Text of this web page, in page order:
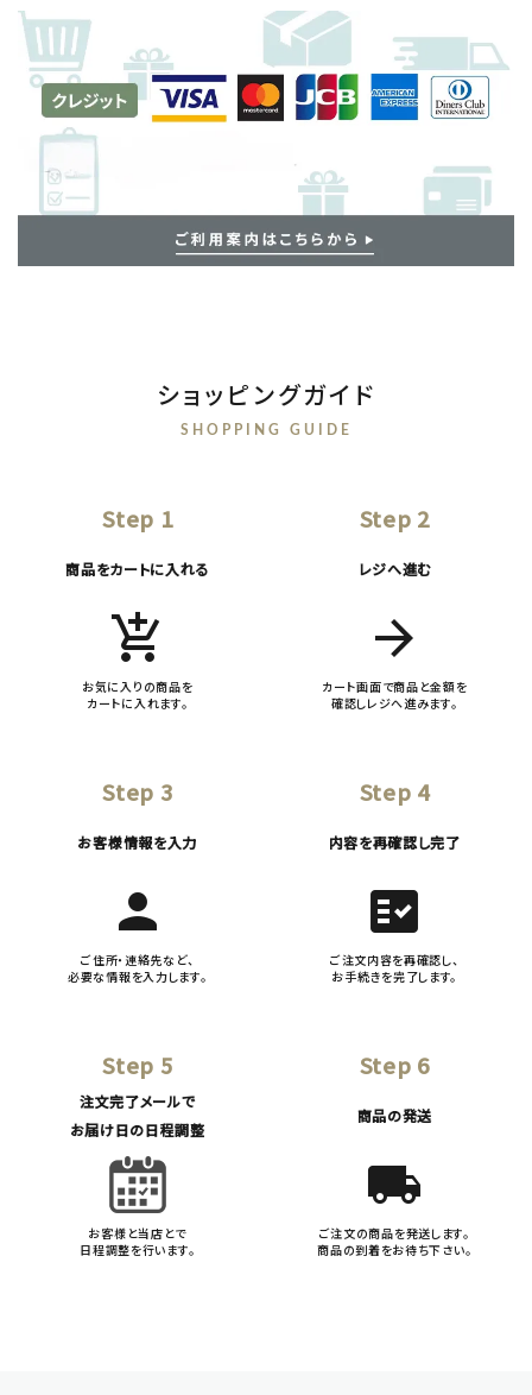
ショッピングガイド
SHOPPING GUIDE
Step 1
商品をカートに入れる
add_shopping_cart
お気に入りの商品を
カートに入れます。
Step 2
レジへ進む
arrow_forward
カート画面で商品と金額を
確認しレジへ進みます。
Step 3
お客様情報を入力
person
ご住所・連絡先など、
必要な情報を入力します。
Step 4
内容を再確認し完了
fact_check
ご注文内容を再確認し、
お手続きを完了します。
Step 5
注文完了メールで
お届け日の日程調整
お客様と当店とで
日程調整を行います。
Step 6
商品の発送
local_shipping
ご注文の商品を発送します。
商品の到着をお待ち下さい。